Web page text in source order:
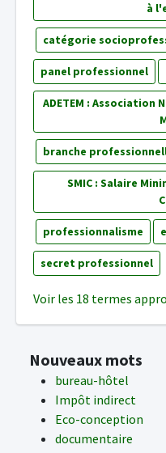
à
catégorie
panel professionnel
ADETEM :
branche
SMIC : Salaire
professionnalisme
secret professionnel
Voir les 18 termes
Nouveaux mots
bureau-hôtel
Impôt indirect
Eco-conception
documentaire